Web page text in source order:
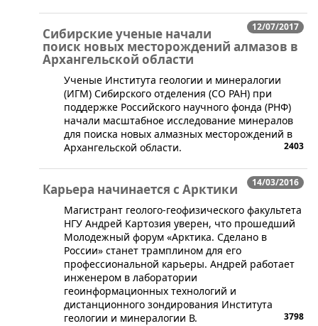
12/07/2017
Сибирские ученые начали
поиск новых месторождений алмазов в
Архангельской области
​Ученые Института геологии и минералогии
(ИГМ) Сибирского отделения (СО РАН) при
поддержке Российского научного фонда (РНФ)
начали масштабное исследование минералов
для поиска новых алмазных месторождений в
Архангельской области.
2403
14/03/2016
Карьера начинается с Арктики
​Магистрант геолого-геофизического факультета
НГУ Андрей Картозия уверен, что прошедший
Молодежный форум «Арктика. Сделано в
России» станет трамплином для его
профессиональной карьеры. Андрей работает
инженером в лаборатории
геоинформационных технологий и
дистанционного зондирования Института
геологии и минералогии В.
3798